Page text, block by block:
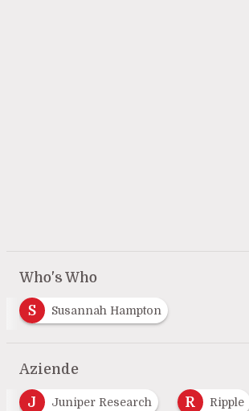
Who's Who
S Susannah Hampton
Aziende
J Juniper Research R Ripple